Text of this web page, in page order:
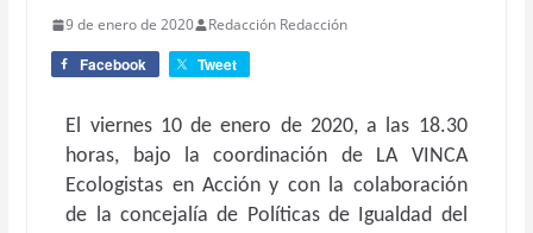
9 de enero de 2020 Redacción Redacción
Facebook Tweet
El viernes 10 de enero de 2020, a las 18.30
horas, bajo la coordinación de LA VINCA
Ecologistas en Acción y con la colaboración
de la concejalía de Políticas de Igualdad del